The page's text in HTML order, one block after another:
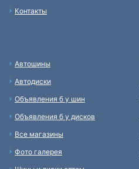
Контакты
Автошины
Автодиски
Объявления б у шин
Объявления б у дисков
Все магазины
Фото галерея